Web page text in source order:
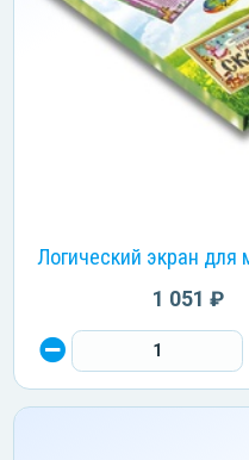
Логический экран
1 051 ₽